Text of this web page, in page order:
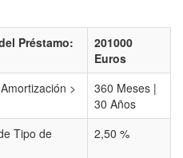
Préstamo:
201000
Euros
>
360 Meses |
30 Años
Tipo de
2,50 %